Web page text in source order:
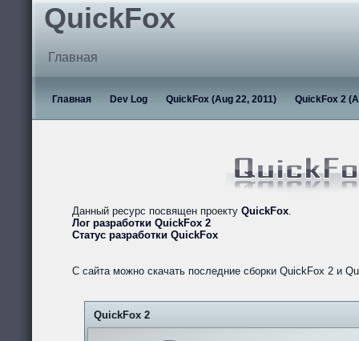
QuickFox
Главная
Главная Dev Log QuickFox (Aug 22, 2011) QuickFox 2
Данный ресурс посвящен проекту QuickFox.
Лог разработки QuickFox 2
Статус разработки QuickFox
С сайта можно скачать последние сборки QuickFox 2 и
QuickFox 2